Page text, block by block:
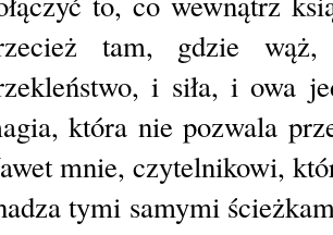
tam, gdzie
i siła, i owa
która nie pozwala
mnie, czytelnikowi,
tymi samymi